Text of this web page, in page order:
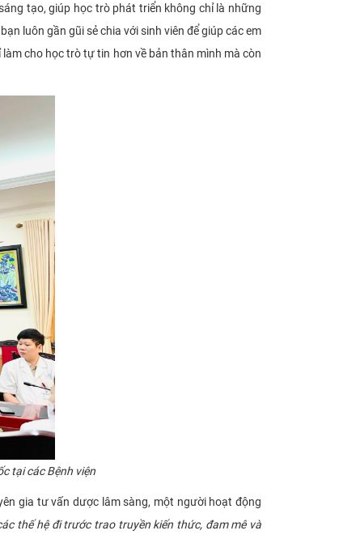
tạo, giúp học trò phát triển không chỉ là những
luôn gần gũi sẻ chia với sinh viên để giúp các em
cho học trò tự tin hơn về bản thân mình mà còn
tại các Bệnh viện
gia tư vấn dược lâm sàng, một người hoạt động
thế hệ đi trước trao truyền kiến thức, đam mê và